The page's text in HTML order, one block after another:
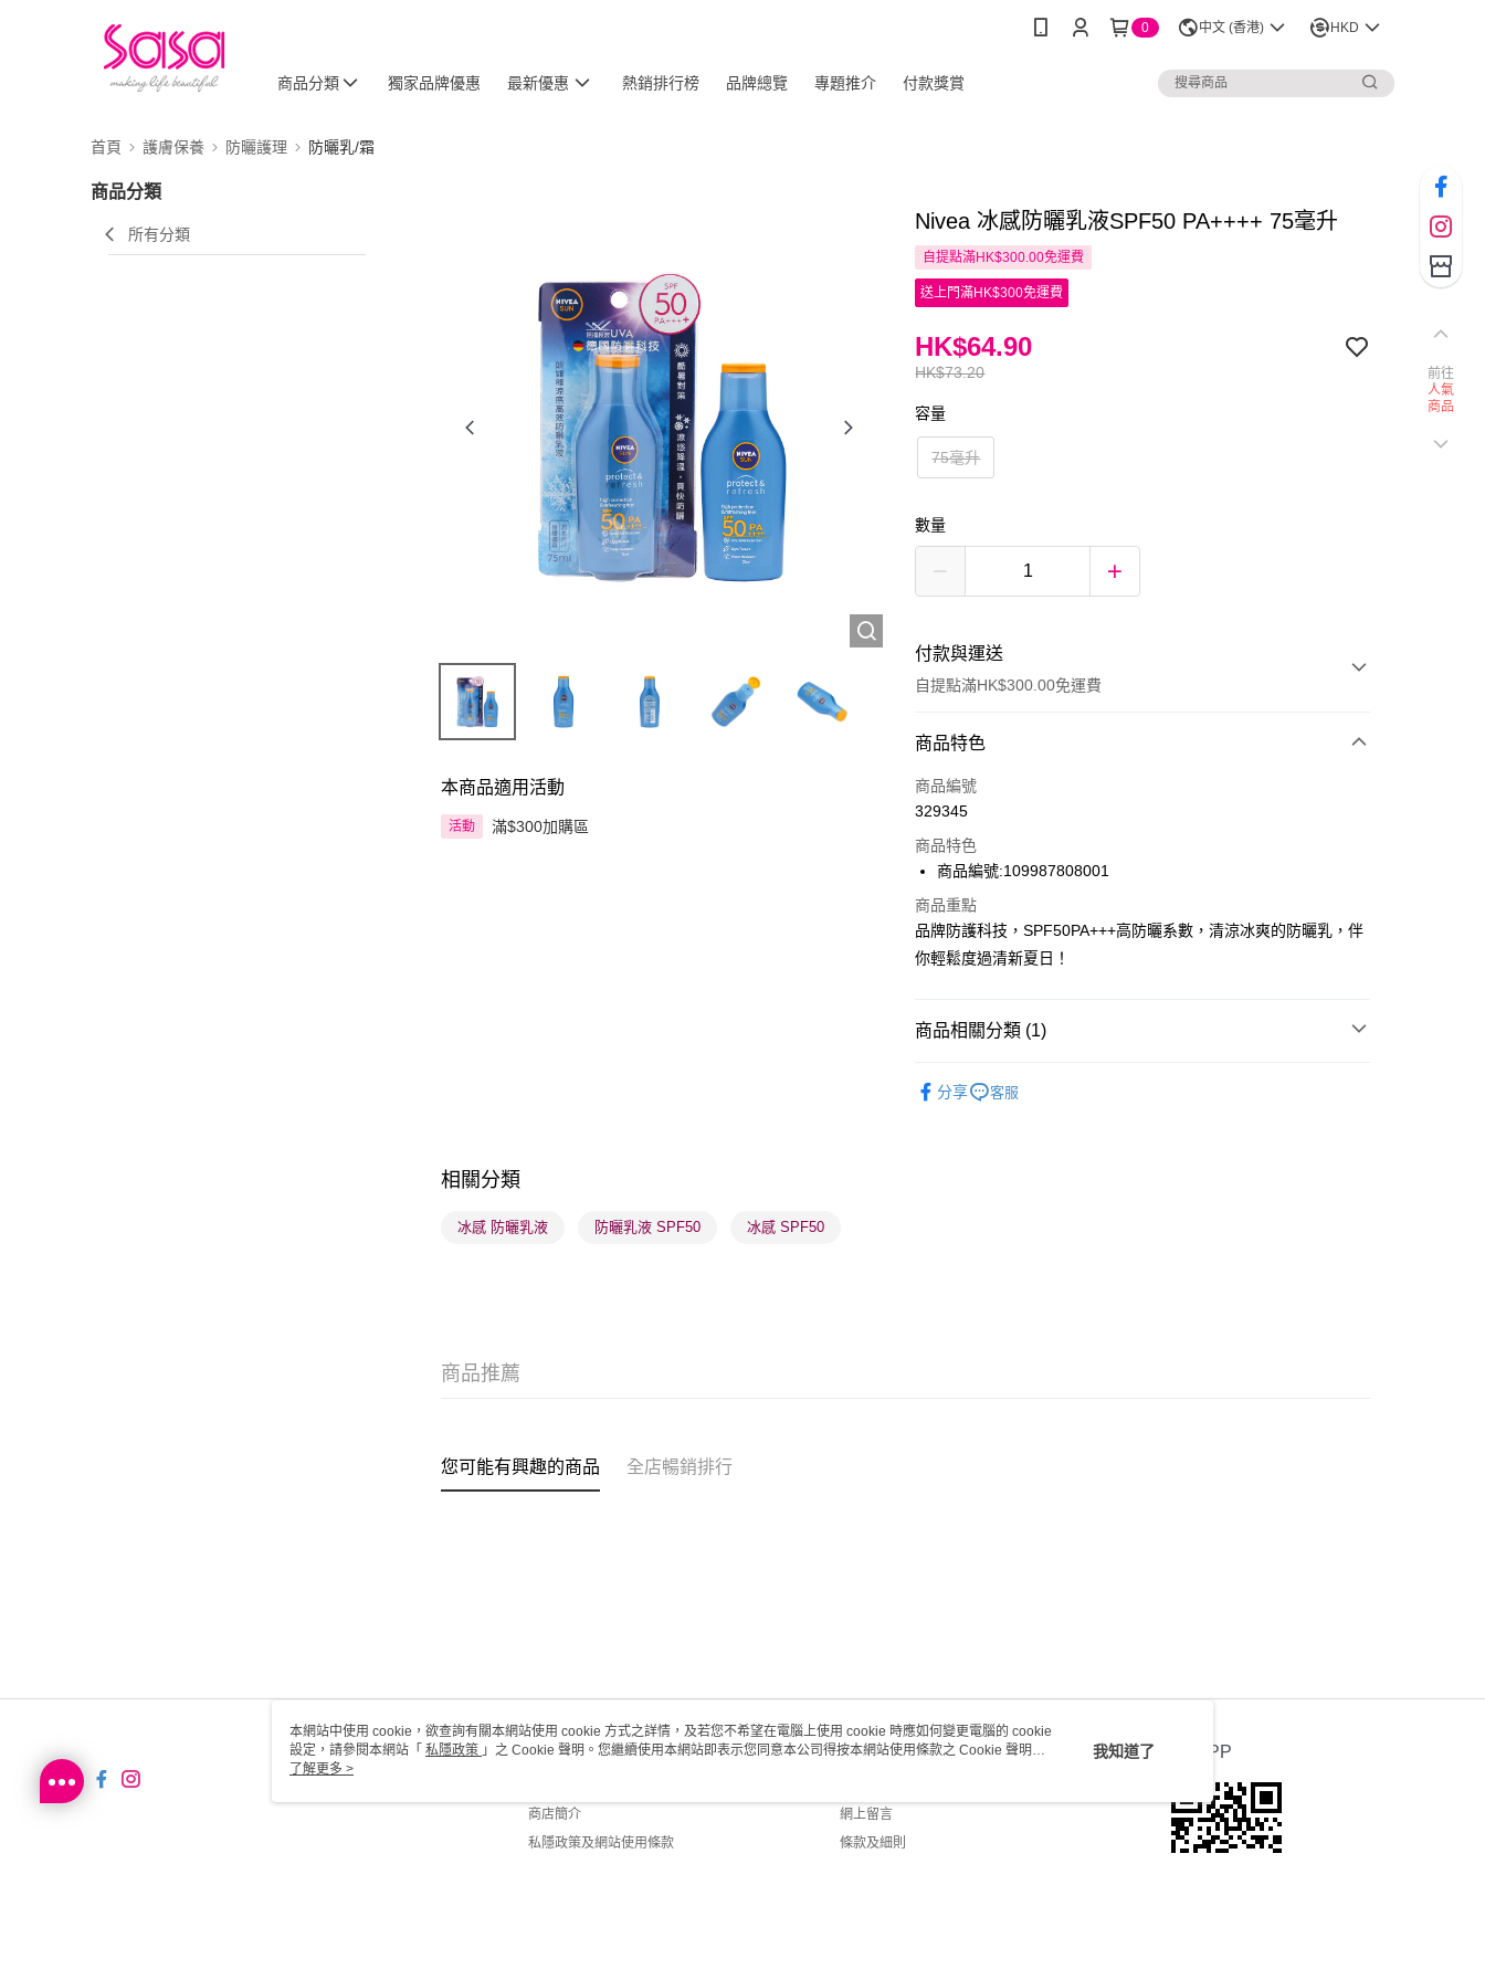
0 中文 (香港) HKD
商品分類 獨家品牌優惠 最新優惠 熱銷排行榜 品牌總覽 專題推介 付款獎賞
首頁 護膚保養 防曬護理 防曬乳/霜
商品分類
所有分類
本商品適用活動
活動 滿$300加購區
Nivea 冰感防曬乳液SPF50 PA++++ 75毫升
自提點滿HK$300.00免運費
送上門滿HK$300免運費
HK$73.20
HK$64.90
容量
75毫升
數量
付款與運送
自提點滿HK$300.00免運費
付款方式
信用卡
AlipayHK
PayMe
順豐自助櫃 - 確認發貨後1-3個工作天送達
商品特色
商品編號
329345
商品特色
商品編號:109987808001
商品重點
品牌防護科技，SPF50PA+++高防曬系數，清涼冰爽的防曬乳，伴
你輕鬆度過清新夏日！
商品相關分類 (1)
分享
客服
相關分類
冰感 防曬乳液 防曬乳液 SPF50 冰感 SPF50
商品推薦
您可能有興趣的商品 全店暢銷排行
關於我們
商店簡介
私隱政策及網站使用條款
客戶服務
網上留言
條款及細則
官方APP
前往
人氣
商品
本網站中使用 cookie，欲查詢有關本網站使用 cookie 方式之詳情，及若您不希望在電腦上使用 cookie 時應如何變更電腦的 cookie
設定，請參閱本網站「 私隱政策 」之 Cookie 聲明。您繼續使用本網站即表示您同意本公司得按本網站使用條款之 Cookie 聲明使
用 cookie。
了解更多 >
我知道了